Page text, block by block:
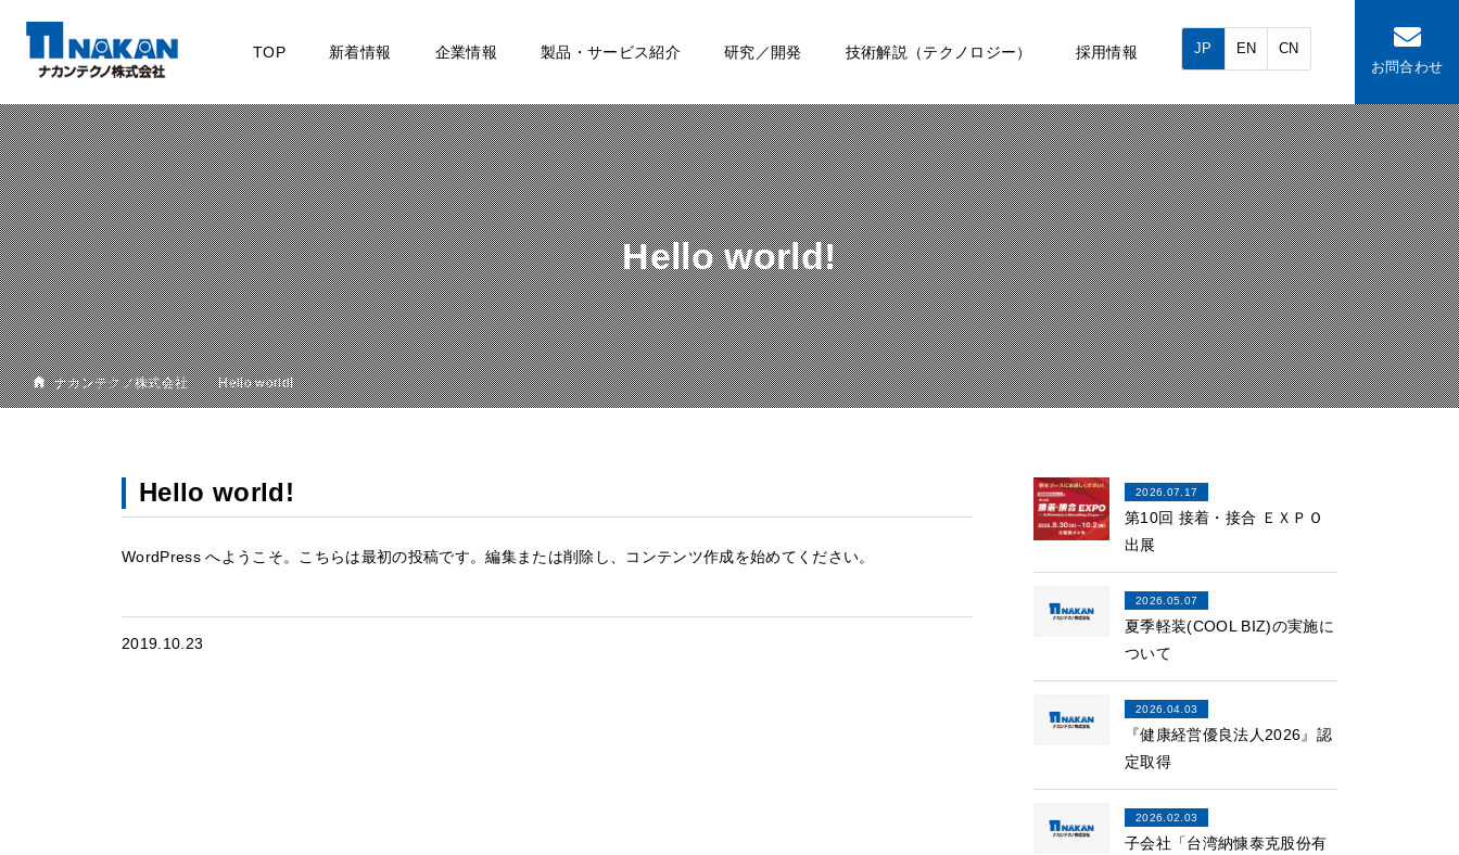
TOP 新着情報 企業情報 製品・サービス紹介 研究／開発 技術解説（テクノロジー） 採用情報 JP EN
CN
お問合わせ
Hello world!
ナカンテクノ株式会社 Hello world!
Hello world!
WordPress へようこそ。こちらは最初の投稿です。編集または削除し、コンテンツ作成を始めてください。
2019.10.23
2026.07.17
第10回 接着・接合 ＥＸＰＯ
出展
2026.05.07
夏季軽装(COOL BIZ)の実施に
ついて
2026.04.03
『健康経営優良法人2026』認
定取得
2026.02.03
子会社「台湾納慷泰克股份有